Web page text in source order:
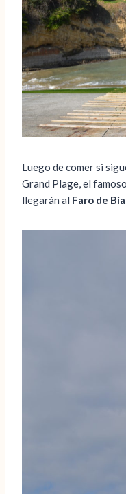
Luego de comer si
Grand Plage, el
llegarán al Faro de